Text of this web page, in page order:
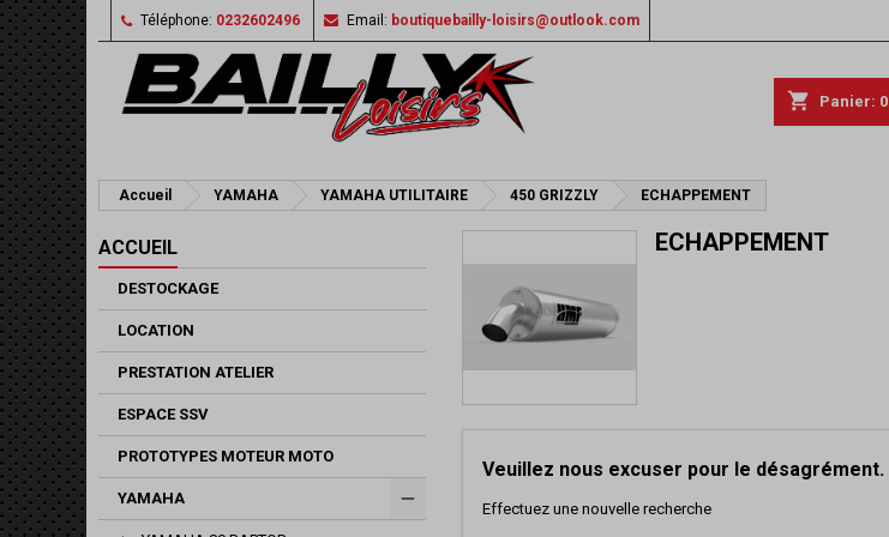
Téléphone: 0232602496 Email: boutiquebailly-loisirs@outlook.com
shopping_cart Panier: 0
Accueil YAMAHA YAMAHA UTILITAIRE 450 GRIZZLY ECHAPPEMENT
ACCUEIL
DESTOCKAGE
LOCATION
PRESTATION ATELIER
ESPACE SSV
PROTOTYPES MOTEUR MOTO
YAMAHA
ECHAPPEMENT
Veuillez nous excuser pour le désagrément.
Effectuez une nouvelle recherche